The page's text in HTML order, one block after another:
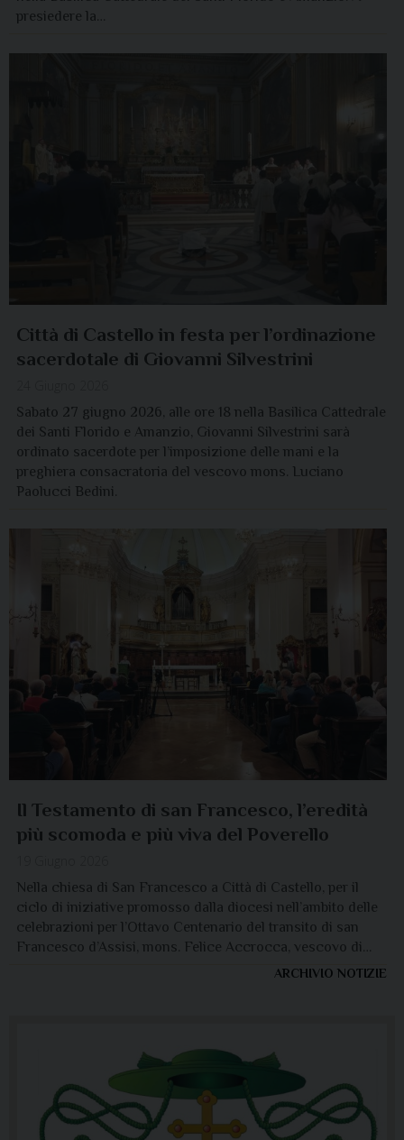
presiedere la…
Città di Castello in festa per l’ordinazione
sacerdotale di Giovanni Silvestrini
Sabato 27 giugno 2026, alle ore 18 nella Basilica Cattedrale
dei Santi Florido e Amanzio, Giovanni Silvestrini sarà
ordinato sacerdote per l’imposizione delle mani e la
preghiera consacratoria del vescovo mons. Luciano
Paolucci Bedini.
Il Testamento di san Francesco, l’eredità
più scomoda e più viva del Poverello
Nella chiesa di San Francesco a Città di Castello, per il
ciclo di iniziative promosso dalla diocesi nell’ambito delle
celebrazioni per l’Ottavo Centenario del transito di san
Francesco d’Assisi, mons. Felice Accrocca, vescovo di…
ARCHIVIO NOTIZIE